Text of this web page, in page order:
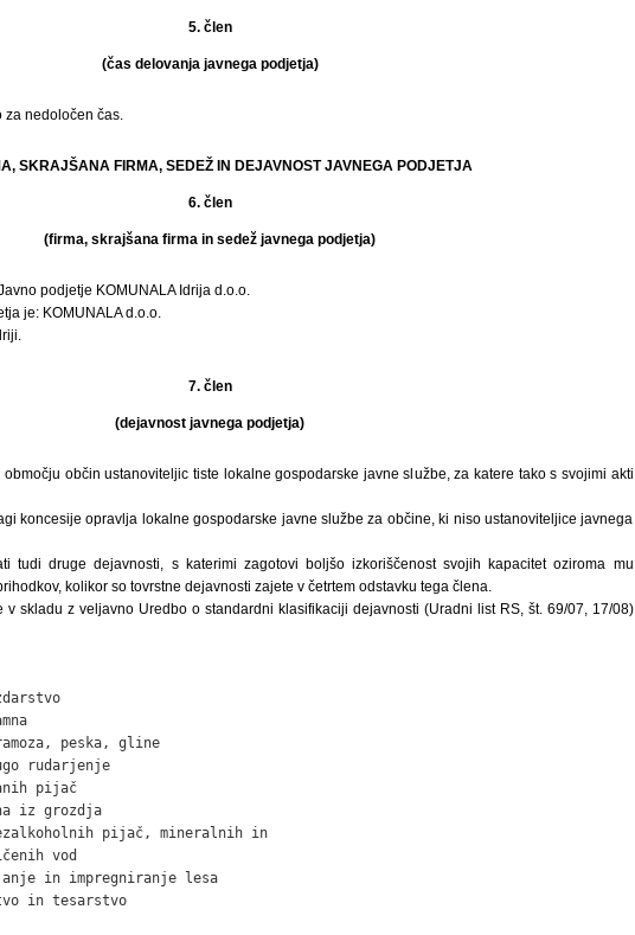
5. člen
(čas delovanja javnega podjetja)
nedoločen čas.
SKRAJŠANA FIRMA, SEDEŽ IN DEJAVNOST JAVNEGA PODJETJA
6. člen
(firma, skrajšana firma in sedež javnega podjetja)
podjetje KOMUNALA Idrija d.o.o.
je: KOMUNALA d.o.o.
7. člen
(dejavnost javnega podjetja)
občin ustanoviteljic tiste lokalne gospodarske javne službe, za katere tako s svojimi akti
koncesije opravlja lokalne gospodarske javne službe za občine, ki niso ustanoviteljice javnega
tudi druge dejavnosti, s katerimi zagotovi boljšo izkoriščenost svojih kapacitet oziroma mu
kolikor so tovrstne dejavnosti zajete v četrtem odstavku tega člena.
v skladu z veljavno Uredbo o standardni klasifikaciji dejavnosti (Uradni list RS, št. 69/07, 17/08)
peska, gline
rudarjenje
pijač
iz grozdja
pijač, mineralnih in
vod
in impregniranje lesa
in tesarstvo